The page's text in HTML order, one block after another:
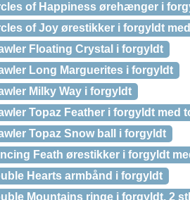
of Happiness ørehænger i
of Joy ørestikker i forgyldt
Floating Crystal i forgyldt
Long Marguerites i forgyldt
Milky Way i forgyldt
Topaz Feather i forgyldt med
Topaz Snow ball i forgyldt
Feath ørestikker i forgyldt
Hearts armbånd i forgyldt
Mountains ringe i forgyldt, 2